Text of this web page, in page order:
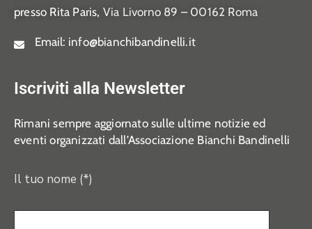
presso Rita Paris, Via Livorno 89 – 00162 Roma
Email: info@bianchibandinelli.it
Iscriviti alla Newsletter
Rimani sempre aggiornato sulle ultime notizie ed
eventi organizzati dall’Associazione Bianchi Bandinelli
Il tuo nome (*)